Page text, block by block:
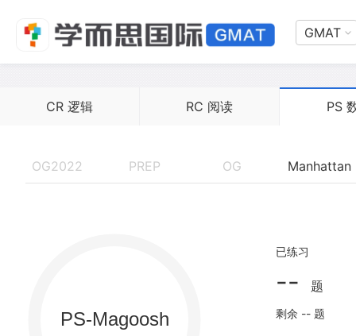
GMAT
CR 逻辑 RC 阅读 PS
OG2022 PREP OG Manhattan
已练习
-- 题
剩余 -- 题